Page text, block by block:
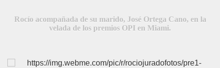
Rocío acompañada de su marido, José Ortega Cano, en la
velada de los premios OPI en Miami.